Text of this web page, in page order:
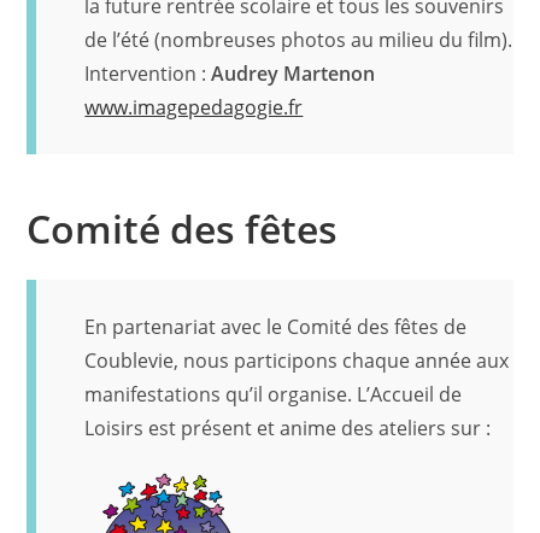
la future rentrée scolaire et tous les souvenirs
de l’été (nombreuses photos au milieu du film).
Intervention :Audrey Martenon
www.imagepedagogie.fr
Comité des fêtes
En partenariat avec le Comité des fêtes de
Coublevie, nous participons chaque année aux
manifestations qu’il organise. L’Accueil de
Loisirs est présent et anime des ateliers sur :